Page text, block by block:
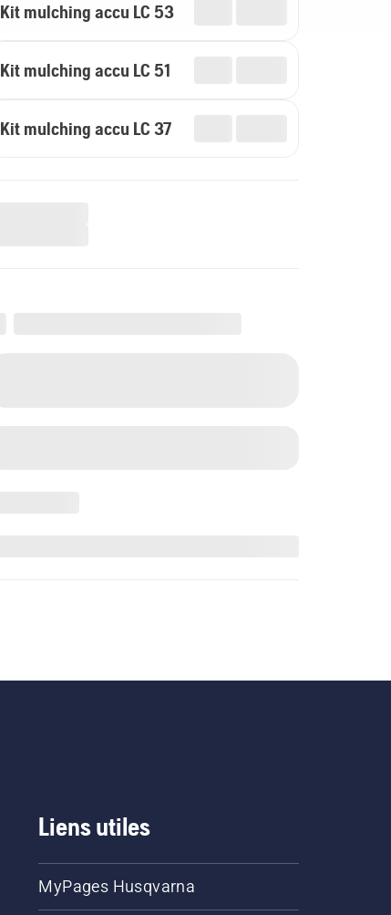
Kit mulching accu LC 53
Kit mulching accu LC 51
Kit mulching accu LC 37
Liens utiles
MyPages Husqvarna